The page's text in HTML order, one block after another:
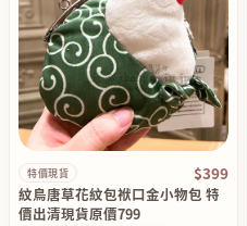
特價現貨 $399
紋鳥唐草花紋包袱口金小物包 特
價出清現貨原價799